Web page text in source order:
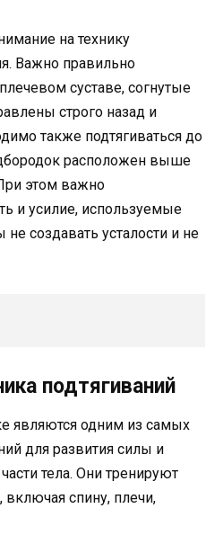
на технику
Важно правильно
суставе, согнутые
строго назад и
также подтягиваться до
расположен выше
этом важно
и усилие, используемые
не создавать усталости и не
подтягиваний
являются одним из самых
для развития силы и
тела. Они тренируют
спину, плечи,